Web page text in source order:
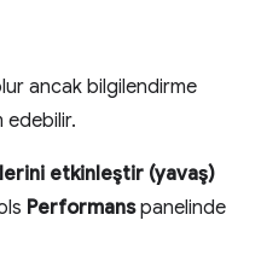
ancak bilgilendirme
edebilir.
etkinleştir (yavaş)
Performanspanelinde